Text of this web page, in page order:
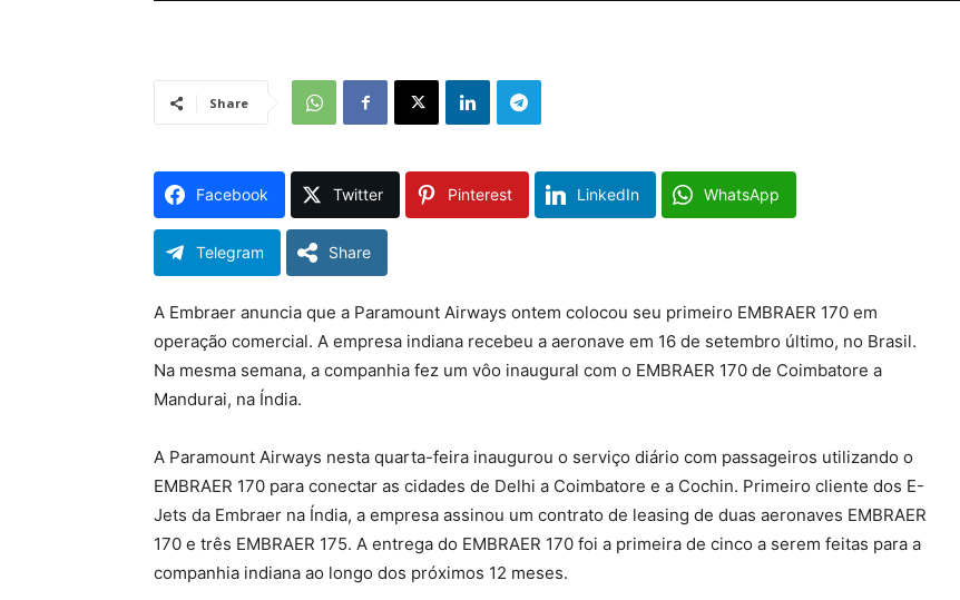
Share
Facebook Twitter Pinterest LinkedIn WhatsApp
Telegram Share
A Embraer anuncia que a Paramount Airways ontem colocou seu primeiro EMBRAER 170 em
operação comercial. A empresa indiana recebeu a aeronave em 16 de setembro último, no Brasil.
Na mesma semana, a companhia fez um vôo inaugural com o EMBRAER 170 de Coimbatore a
Mandurai, na Índia.
A Paramount Airways nesta quarta-feira inaugurou o serviço diário com passageiros utilizando o
EMBRAER 170 para conectar as cidades de Delhi a Coimbatore e a Cochin. Primeiro cliente dos E-
Jets da Embraer na Índia, a empresa assinou um contrato de leasing de duas aeronaves EMBRAER
170 e três EMBRAER 175. A entrega do EMBRAER 170 foi a primeira de cinco a serem feitas para a
companhia indiana ao longo dos próximos 12 meses.